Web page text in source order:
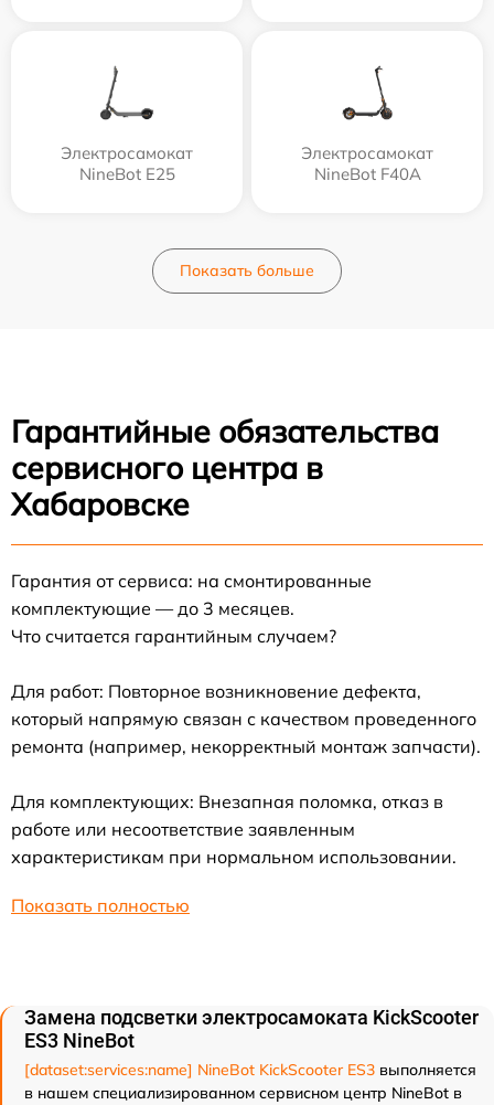
Электросамокат
NineBot E25
Электросамокат
NineBot F40A
Показать больше
Гарантийные обязательства
сервисного центра в
Хабаровске
Гарантия от сервиса: на смонтированные
комплектующие — до 3 месяцев.
Что считается гарантийным случаем?
Для работ: Повторное возникновение дефекта,
который напрямую связан с качеством проведенного
ремонта (например, некорректный монтаж запчасти).
Для комплектующих: Внезапная поломка, отказ в
работе или несоответствие заявленным
характеристикам при нормальном использовании.
Показать полностью
Замена подсветки электросамоката KickScooter
ES3 NineBot
[dataset:services:name] NineBot KickScooter ES3 выполняется
в нашем специализированном сервисном центр NineBot в